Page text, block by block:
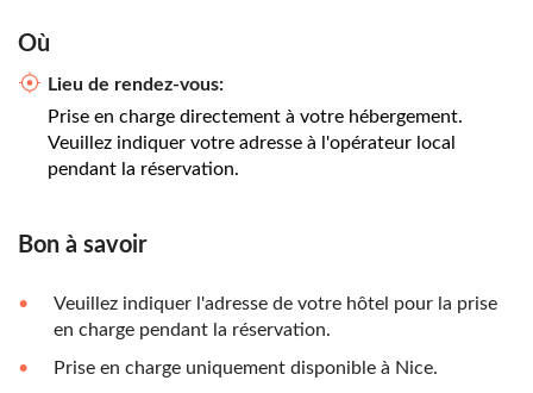
Où
Lieu de rendez-vous:
Prise en charge directement à votre hébergement.
Veuillez indiquer votre adresse à l'opérateur local
pendant la réservation.
Bon à savoir
Veuillez indiquer l'adresse de votre hôtel pour la prise
en charge pendant la réservation.
Prise en charge uniquement disponible à Nice.